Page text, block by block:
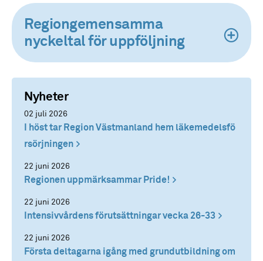
Regiongemensamma
nyckeltal för uppföljning
Nyheter
02 juli 2026
I höst tar Region Västmanland hem läkemedelsfö
rsörjningen
22 juni 2026
Regionen uppmärksammar Pride!
22 juni 2026
Intensivvårdens förutsättningar vecka 26-33
22 juni 2026
Första deltagarna igång med grundutbildning om